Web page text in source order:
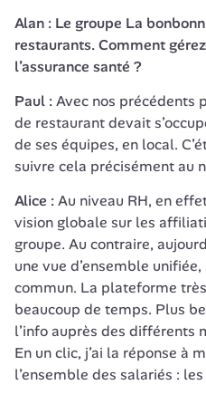
Alan : Le groupe La
restaurants. Comment
l’assurance santé ?
Paul : Avec nos précédents
de restaurant devait
de ses équipes, en local.
suivre cela précisément au
Alice : Au niveau RH, en
vision globale sur les
groupe. Au contraire,
une vue d’ensemble
commun. La plateforme
beaucoup de temps. Plus
l’info auprès des différents
En un clic, j’ai la réponse à